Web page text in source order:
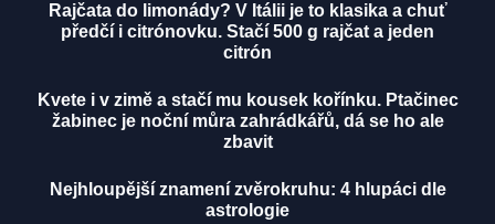
Rajčata do limonády? V Itálii je to klasika a chuť
předčí i citrónovku. Stačí 500 g rajčat a jeden
citrón
Kvete i v zimě a stačí mu kousek kořínku. Ptačinec
žabinec je noční můra zahrádkářů, dá se ho ale
zbavit
Nejhloupější znamení zvěrokruhu: 4 hlupáci dle
astrologie